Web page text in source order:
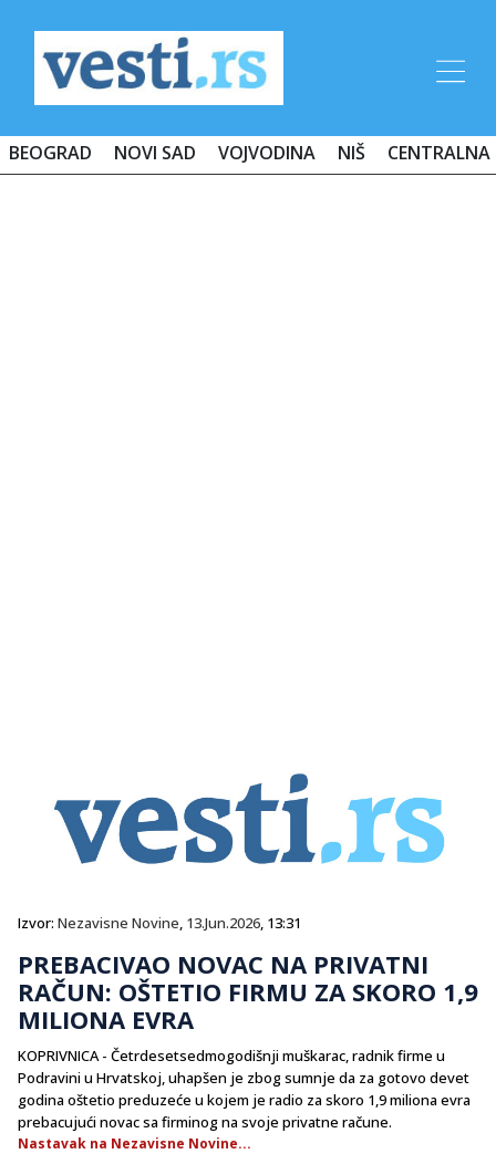
BEOGRAD NOVI SAD VOJVODINA NIŠ CENTRALNA
Izvor: Nezavisne Novine, 13.Jun.2026, 13:31
PREBACIVAO NOVAC NA PRIVATNI
RAČUN: OŠTETIO FIRMU ZA SKORO 1,9
MILIONA EVRA
KOPRIVNICA - Četrdesetsedmogodišnji muškarac, radnik firme u
Podravini u Hrvatskoj, uhapšen je zbog sumnje da za gotovo devet
godina oštetio preduzeće u kojem je radio za skoro 1,9 miliona evra
prebacujući novac sa firminog na svoje privatne račune.
Nastavak na Nezavisne Novine...